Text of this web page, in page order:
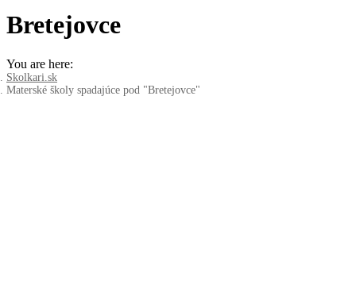
Bretejovce
You are here:
Skolkari.sk
Materské školy spadajúce pod "Bretejovce"